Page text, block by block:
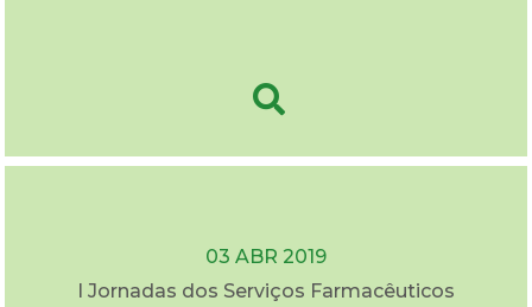
03 ABR 2019
I Jornadas dos Serviços Farmacêuticos